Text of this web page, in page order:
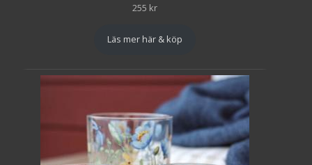
255 kr
Läs mer här & köp